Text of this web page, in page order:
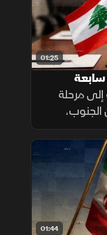
01:25
سابعة
إلى مرحلة
الجنوب،
وسط
وتحويل
01:44